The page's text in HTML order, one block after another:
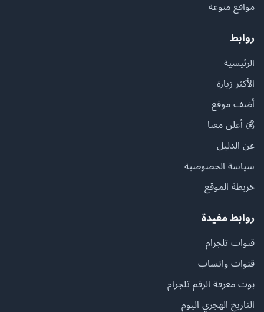
مواقع منوعة
روابط
الرئيسية
الأكثر زيارة
أضف موقع
💰 أعلن معنا
عن الدليل
سياسة الخصوصية
خريطة الموقع
روابط مفيدة
قنوات تلجرام
قنوات واتساب
بوت معرفة الرقم تلجرام
التاريخ الهجري اليوم